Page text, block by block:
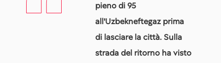
pieno di 95
all'Uzbekneftegaz prima
di lasciare la città. Sulla
strada del ritorno ha visto